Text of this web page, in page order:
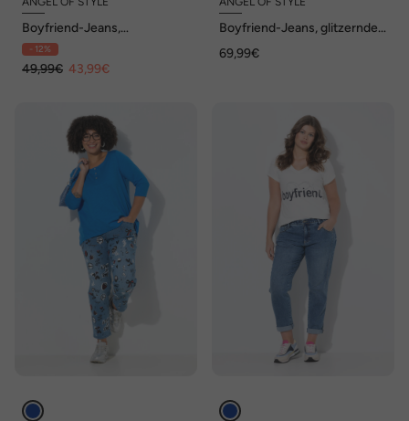
Boyfriend-Jeans,
Stretchdenim, glänzender
Leo-Druck
- 12%
49,99€ 43,99€
Boyfriend-Jeans, glitzernder
69,99€